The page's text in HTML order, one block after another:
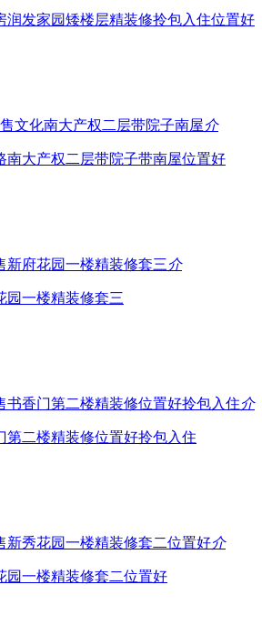
润发家园矮楼层精装修拎包入住位置好
文化南大产权二层带院子南屋介
南大产权二层带院子带南屋位置好
新府花园一楼精装修套三介
园一楼精装修套三
书香门第二楼精装修位置好拎包入住介
第二楼精装修位置好拎包入住
新秀花园一楼精装修套二位置好介
园一楼精装修套二位置好